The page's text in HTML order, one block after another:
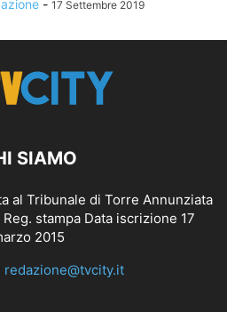
- 17 Settembre 2019
SIAMO
al Tribunale di Torre Annunziata
stampa Data iscrizione 17
2015
redazione@tvcity.it